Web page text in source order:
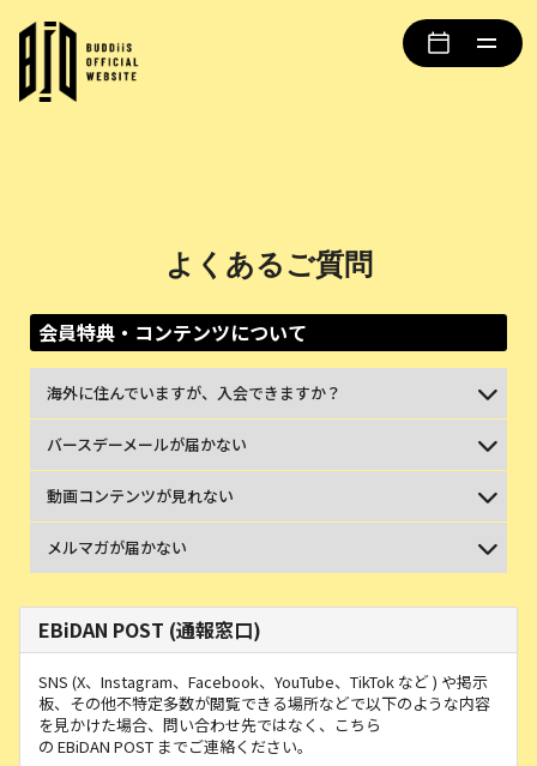
よくあるご質問
会員特典・コンテンツについて
海外に住んでいますが、入会できますか？
バースデーメールが届かない
動画コンテンツが見れない
メルマガが届かない
EBiDAN POST (通報窓口)
SNS (X、Instagram、Facebook、YouTube、TikTok など ) や掲示
板、その他不特定多数が閲覧できる場所などで以下のような内容
を見かけた場合、問い合わせ先ではなく、こちら
の EBiDAN POST までご連絡ください。